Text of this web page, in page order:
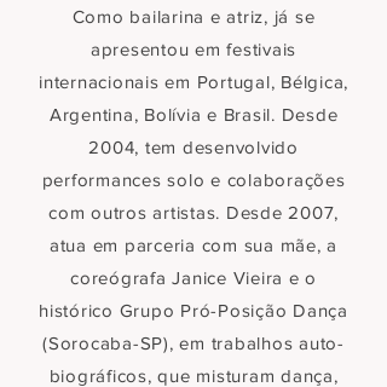
Como bailarina e atriz, já se
apresentou em festivais
internacionais em Portugal, Bélgica,
Argentina, Bolívia e Brasil. Desde
2004, tem desenvolvido
performances solo e colaborações
com outros artistas. Desde 2007,
atua em parceria com sua mãe, a
coreógrafa Janice Vieira e o
histórico Grupo Pró-Posição Dança
(Sorocaba-SP), em trabalhos auto-
biográficos, que misturam dança,